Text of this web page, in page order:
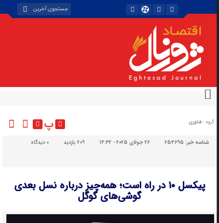
گروه : فناوری پ
شناسه خبر:254695 26 جولای 2025 - 14:32 209 بازدید دیدگاه
پیکسل ۱۰ در راه است؛ همه‌چیز درباره نسل بعدی
گوشی‌های گوگل